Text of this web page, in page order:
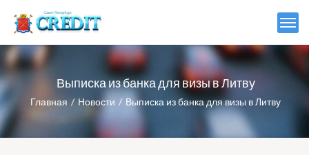
Выписка из банка для визы в Литву
Главная Новости Выписка из банка для визы в Литву